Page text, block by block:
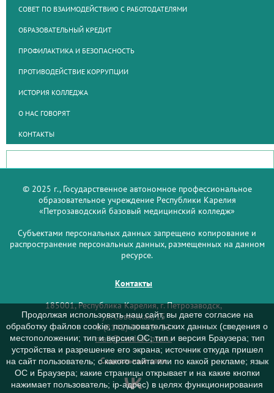
СОВЕТ ПО ВЗАИМОДЕЙСТВИЮ С РАБОТОДАТЕЛЯМИ
ОБРАЗОВАТЕЛЬНЫЙ КРЕДИТ
ПРОФИЛАКТИКА И БЕЗОПАСНОСТЬ
ПРОТИВОДЕЙСТВИЕ КОРРУПЦИИ
ИСТОРИЯ КОЛЛЕДЖА
О НАС ГОВОРЯТ
КОНТАКТЫ
© 2025 г., Государственное автономное профессиональное
образовательное учреждение Республики Карелия
«Петрозаводский базовый медицинский колледж»
Субъектами персональных данных запрещено копирование и
распространение персональных данных, размещенных на данном
ресурсе.
Контакты
185001, Республика Карелия, г. Петрозаводск,
ул. Советская, 15
8 (8142) 59–93–33
mail@medcol-ptz.ru
Социальные сети
Продолжая использовать наш сайт, вы даете согласие на
обработку файлов cookie, пользовательских данных (сведения о
местоположении; тип и версия ОС; тип и версия Браузера; тип
устройства и разрешение его экрана; источник откуда пришел
на сайт пользователь; с какого сайта или по какой рекламе; язык
ОС и Браузера; какие страницы открывает и на какие кнопки
нажимает пользователь; ip-адрес) в целях функционирования